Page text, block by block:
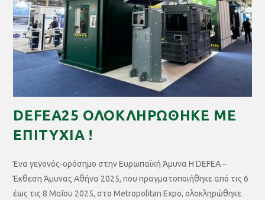
DEFEA25 ΟΛΟΚΛΗΡΩΘΗΚΕ ΜΕ
ΕΠΙΤΥΧΙΑ !
Ένα γεγονός-ορόσημο στην Ευρωπαϊκή Άμυνα Η DEFEA –
Έκθεση Άμυνας Αθήνα 2025, που πραγματοποιήθηκε από τις 6
έως τις 8 Μαΐου 2025, στο Metropolitan Expo, ολοκληρώθηκε